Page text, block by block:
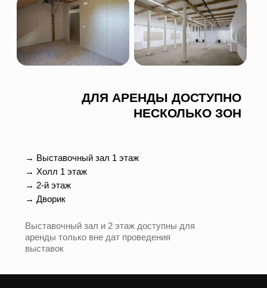
→ 2-й этаж
Выставочный зал и 2 этаж доступны для
аренды только вне дат проведения
выставок
СТОИМОСТЬ АРЕНДЫ ФОРМИРУЕТСЯ В
ЗАВИСИМОСТИ ОТ ВАШЕГО ЗАПРОСА: